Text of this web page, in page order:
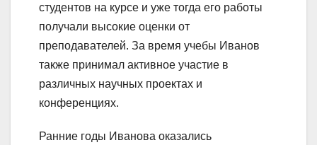
студентов на курсе и уже тогда его работы
получали высокие оценки от
преподавателей. За время учебы Иванов
также принимал активное участие в
различных научных проектах и
конференциях.
Ранние годы Иванова оказались